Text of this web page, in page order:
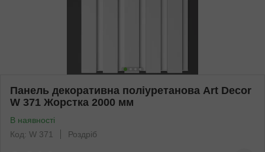
Панель декоративна поліуретанова Art Decor
W 371 Жорстка 2000 мм
В наявності
Код: W 371
Роздріб